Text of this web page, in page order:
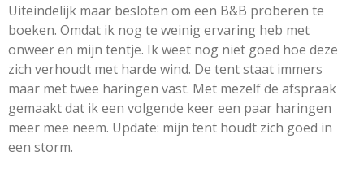
Uiteindelijk maar besloten om een B&B proberen te
boeken. Omdat ik nog te weinig ervaring heb met
onweer en mijn tentje. Ik weet nog niet goed hoe deze
zich verhoudt met harde wind. De tent staat immers
maar met twee haringen vast. Met mezelf de afspraak
gemaakt dat ik een volgende keer een paar haringen
meer mee neem. Update: mijn tent houdt zich goed in
een storm.